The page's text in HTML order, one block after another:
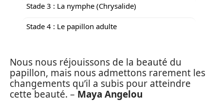
Stade 3 : La nymphe (Chrysalide)
Stade 4 : Le papillon adulte
Nous nous réjouissons de la beauté du
papillon, mais nous admettons rarement les
changements qu’il a subis pour atteindre
cette beauté. – Maya Angelou